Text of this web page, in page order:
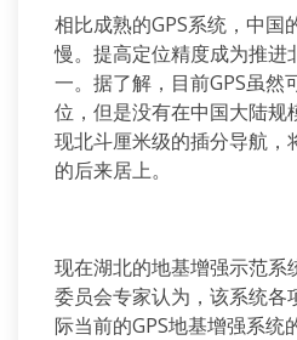
相比成熟的GPS系统，中国
慢。提高定位精度成为推进
一。据了解，目前GPS虽然
位，但是没有在中国大陆规
现北斗厘米级的插分导航，
的后来居上。
现在湖北的地基增强示范系
委员会专家认为，该系统各
际当前的GPS地基增强系统